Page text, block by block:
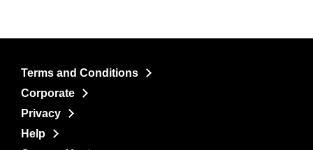
Terms and Conditions
Corporate
Privacy
Help